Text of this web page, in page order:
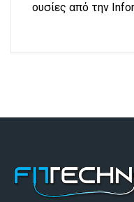
ουσίες από την